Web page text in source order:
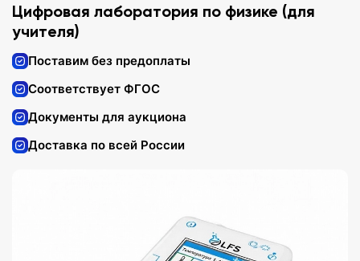
Цифровая лаборатория по физике (для
учителя)
Поставим без предоплаты
Соответствует ФГОС
Документы для аукциона
Доставка по всей России